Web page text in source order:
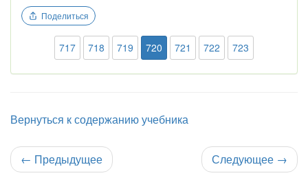
Поделиться
717 718 719 720 721 722 723
Вернуться к содержанию учебника
← Предыдущее Следующее →